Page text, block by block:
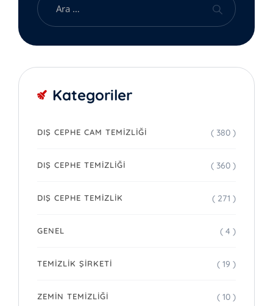
Kategoriler
DIŞ CEPHE CAM TEMIZLIĞI ( 380 )
DIŞ CEPHE TEMIZLIĞI ( 360 )
DIŞ CEPHE TEMIZLIK ( 271 )
GENEL ( 4 )
TEMIZLIK ŞIRKETI ( 19 )
ZEMIN TEMIZLIĞI ( 10 )